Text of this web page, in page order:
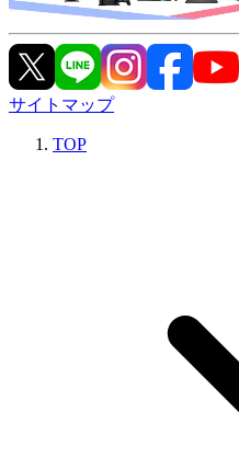
サイトマップ
TOP